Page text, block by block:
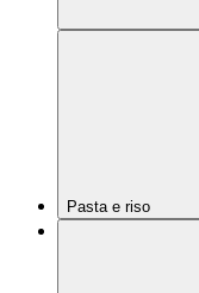
Pasta e riso